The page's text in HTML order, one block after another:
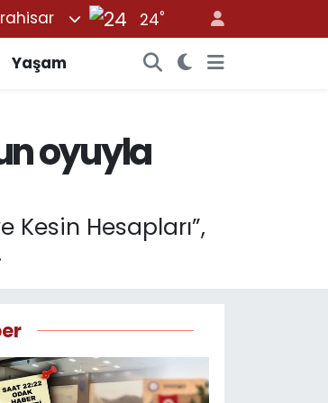
24°
Yaşam
oyuyla
Kesin Hesapları”,